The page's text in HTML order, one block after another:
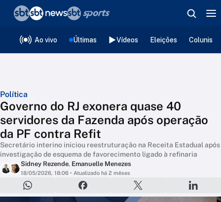
Ao vivo Últimas Vídeos Eleições
Política
Governo do RJ exonera quase 40
servidores da Fazenda após operação
da PF contra Refit
Secretário interino iniciou reestruturação na Receita Estadual após
investigação de esquema de favorecimento ligado à refinaria
Sidney Rezende, Emanuelle Menezes
18/05/2026, 18:06 • Atualizado há 2 mêses
❮voltar
Editorias